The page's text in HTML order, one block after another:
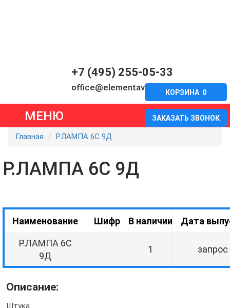
+7 (495) 255-05-33
office@elementavia.ru
ЗАКАЗАТЬ ЗВОНОК
КОРЗИНА 0
МЕНЮ
Главная Р.ЛАМПА 6С 9Д
Р.ЛАМПА 6С 9Д
Наименование Шифр В наличии Дата
Р.ЛАМПА 6С
9Д
1 запрос
Описание:
Штука